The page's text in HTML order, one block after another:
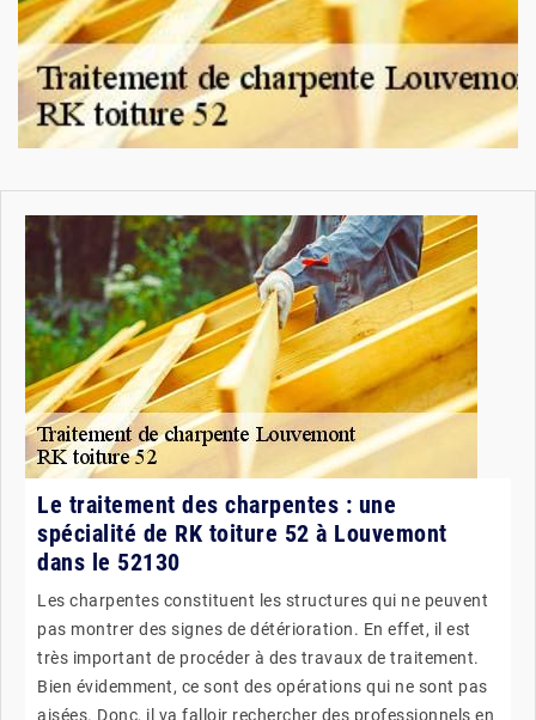
Le traitement des charpentes : une
spécialité de RK toiture 52 à Louvemont
dans le 52130
Les charpentes constituent les structures qui ne peuvent
pas montrer des signes de détérioration. En effet, il est
très important de procéder à des travaux de traitement.
Bien évidemment, ce sont des opérations qui ne sont pas
aisées. Donc, il va falloir rechercher des professionnels en